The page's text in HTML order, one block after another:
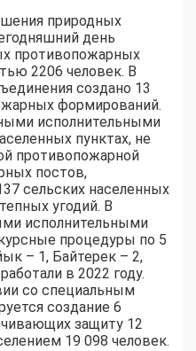
природных
день
противопожарных
2206 человек. В
создано 13
формирований.
исполнительными
пунктах, не
противопожарной
постов,
сельских населенных
угодий. В
исполнительными
процедуры по 5
– 1, Байтерек – 2,
в 2022 году.
со специальным
создание 6
защиту 12
19 098 человек.